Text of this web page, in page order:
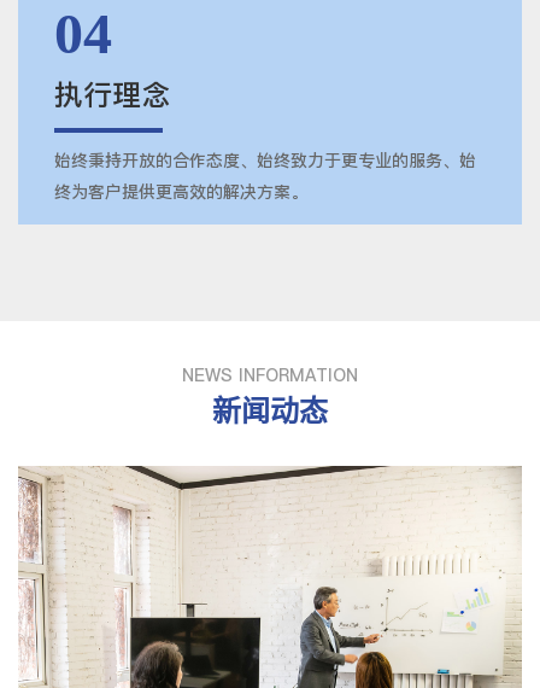
04
执行理念
始终秉持开放的合作态度、始终致力于更专业的服务、始
终为客户提供更高效的解决方案。
NEWS INFORMATION
新闻动态